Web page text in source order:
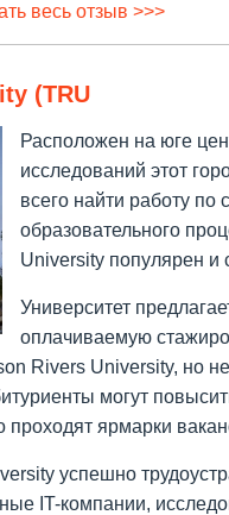
весь отзыв >>>
(TRU
Расположен на юге
исследований этот
всего найти работу по
образовательного
University популярен и
Университет
оплачиваемую
Rivers University,
могут
проходят ярмарки
успешно
IT-компании,